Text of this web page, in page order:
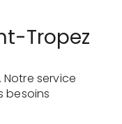
Tropez
service
besoins